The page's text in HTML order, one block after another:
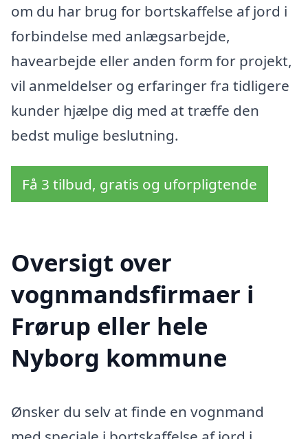
om du har brug for bortskaffelse af jord i
forbindelse med anlægsarbejde,
havearbejde eller anden form for projekt,
vil anmeldelser og erfaringer fra tidligere
kunder hjælpe dig med at træffe den
bedst mulige beslutning.
Få 3 tilbud, gratis og uforpligtende
Oversigt over
vognmandsfirmaer i
Frørup eller hele
Nyborg kommune
Ønsker du selv at finde en vognmand